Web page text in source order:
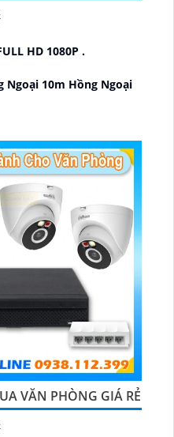
HD 1080P .
Ngoại 10m Hồng Ngoại
VĂN PHÒNG GIÁ RẺ